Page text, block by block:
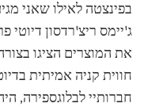
בפינצטה לאילו שאני
ג'יימס ריצ'רדסון
את המוצרים הציגו
חווית קניה אמיתית
חברותיי לבלוגספירה,